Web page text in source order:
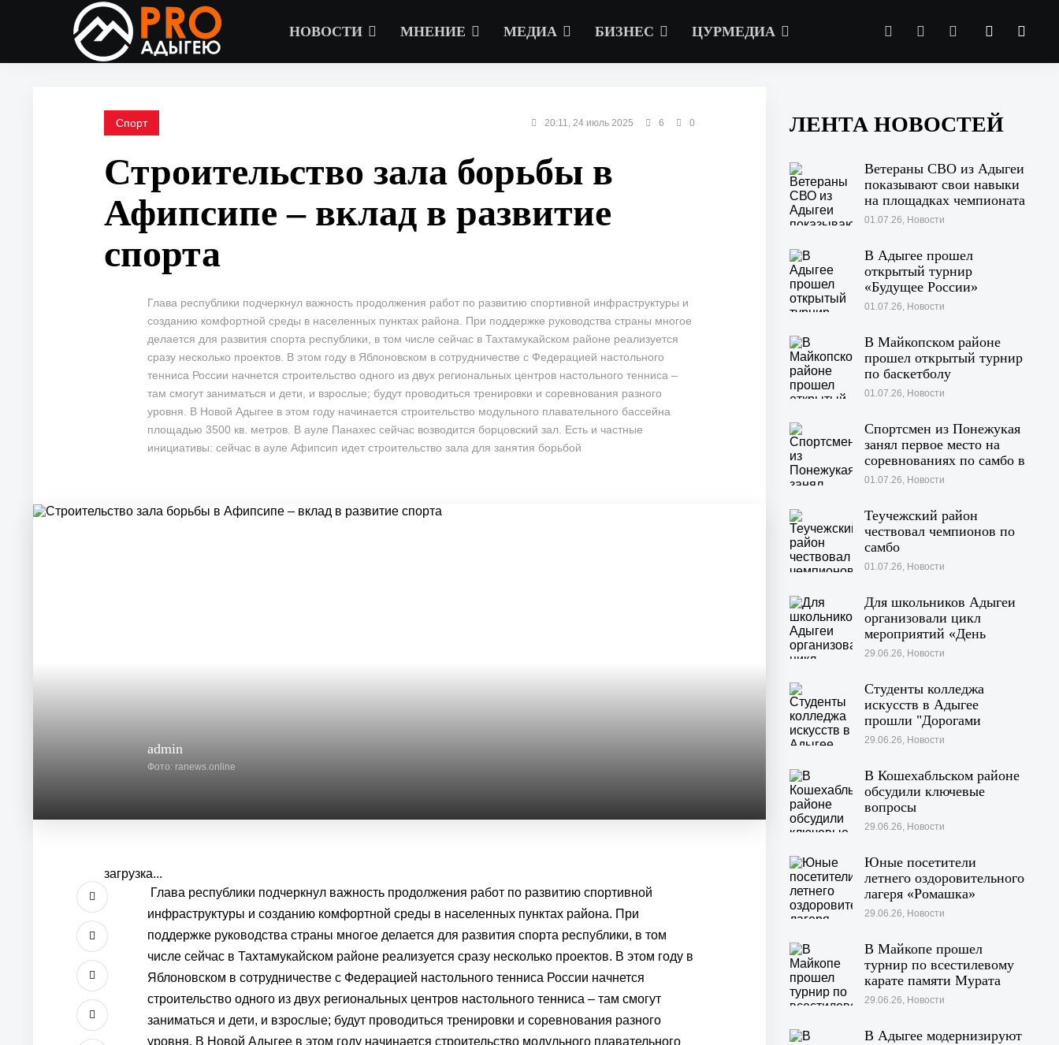
НОВОСТИ МНЕНИЕ МЕДИА БИЗНЕС ЦУРМЕДИА
Спорт 20:11, 24 июль 2025 6 0
Строительство зала борьбы в
Афипсипе – вклад в развитие
спорта
Глава республики подчеркнул важность продолжения работ по развитию спортивной инфраструктуры и
созданию комфортной среды в населенных пунктах района. При поддержке руководства страны многое
делается для развития спорта республики, в том числе сейчас в Тахтамукайском районе реализуется
сразу несколько проектов. В этом году в Яблоновском в сотрудничестве с Федерацией настольного
тенниса России начнется строительство одного из двух региональных центров настольного тенниса –
там смогут заниматься и дети, и взрослые; будут проводиться тренировки и соревнования разного
уровня. В Новой Адыгее в этом году начинается строительство модульного плавательного бассейна
площадью 3500 кв. метров. В ауле Панахес сейчас возводится борцовский зал. Есть и частные
инициативы: сейчас в ауле Афипсип идет строительство зала для занятия борьбой
admin
Фото: ranews.online
загрузка...
Глава республики подчеркнул важность продолжения работ по развитию спортивной
инфраструктуры и созданию комфортной среды в населенных пунктах района. При
поддержке руководства страны многое делается для развития спорта республики, в том
числе сейчас в Тахтамукайском районе реализуется сразу несколько проектов. В этом году в
Яблоновском в сотрудничестве с Федерацией настольного тенниса России начнется
строительство одного из двух региональных центров настольного тенниса – там смогут
заниматься и дети, и взрослые; будут проводиться тренировки и соревнования разного
уровня. В Новой Адыгее в этом году начинается строительство модульного плавательного
ЛЕНТА НОВОСТЕЙ
Ветераны СВО из Адыгеи
показывают свои навыки
на площадках чемпионата
«Абилимпикс» в Казани
01.07.26, Новости
В Адыгее прошел
открытый турнир
«Будущее России»
01.07.26, Новости
В Майкопском районе
прошел открытый турнир
по баскетболу
01.07.26, Новости
Спортсмен из Понежукая
занял первое место на
соревнованиях по самбо в
Московской области
01.07.26, Новости
Теучежский район
чествовал чемпионов по
самбо
01.07.26, Новости
Для школьников Адыгеи
организовали цикл
мероприятий «День
Памяти»
29.06.26, Новости
Студенты колледжа
искусств в Адыгее
прошли "Дорогами
войны"
29.06.26, Новости
В Кошехабльском районе
обсудили ключевые
вопросы
жизнедеятельности
29.06.26, Новости
Юные посетители
летнего оздоровительного
лагеря «Ромашка»
побывали на экскурсии в
29.06.26, Новости
В Майкопе прошел
турнир по всестилевому
карате памяти Мурата
Хачекожева
29.06.26, Новости
В Адыгее модернизируют